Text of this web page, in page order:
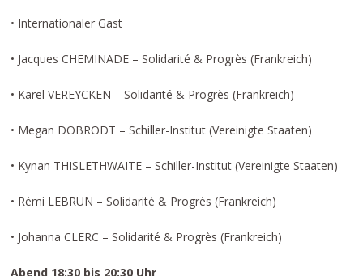
• Internationaler Gast
• Jacques CHEMINADE – Solidarité & Progrès (Frankreich)
• Karel VEREYCKEN – Solidarité & Progrès (Frankreich)
• Megan DOBRODT – Schiller-Institut (Vereinigte Staaten)
• Kynan THISLETHWAITE – Schiller-Institut (Vereinigte Staaten)
• Rémi LEBRUN – Solidarité & Progrès (Frankreich)
• Johanna CLERC – Solidarité & Progrès (Frankreich)
Abend 18:30 bis 20:30 Uhr